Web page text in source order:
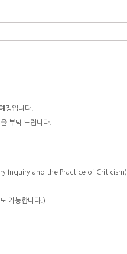
정입니다.
을 부탁 드립니다.
Inquiry and the Practice of Criticism)
가능합니다.)